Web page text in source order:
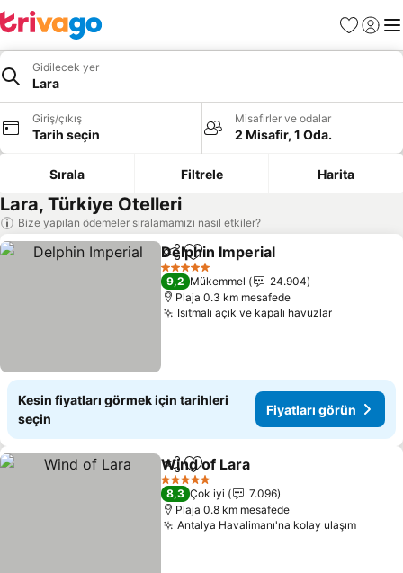
Favoriler
Giriş
Gidilecek yer
Lara
Giriş/çıkış
Tarih seçin
Misafirler ve odalar
2 Misafir, 1 Oda.
Sırala Filtrele Harita
Lara, Türkiye Otelleri
Bize yapılan ödemeler sıralamamızı nasıl etkiler?
PaylaşFavorilerime ekle
Delphin Imperial
5 Yıldız
9,2 Mükemmel
24.904
Plaja 0.3 km mesafede
Isıtmalı açık ve kapalı havuzlarFiyatları
Kesin fiyatları görmek için tarihleri
seçin
Fiyatları görün
PaylaşFavorilerime ekle
Wind of Lara
5 Yıldız
8,3 Çok iyi
7.096
Plaja 0.8 km mesafede
Antalya Havalimanı'na kolay ulaşım